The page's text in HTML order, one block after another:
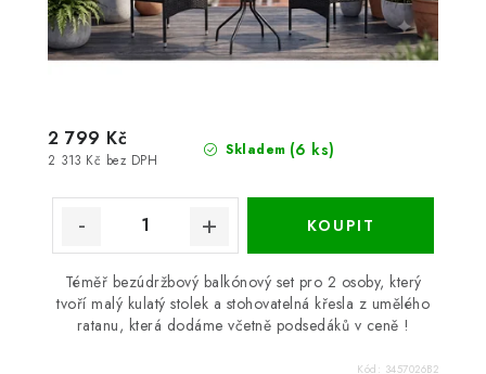
Skladem (6 ks)
2 313 Kč bez DPH
2 799 Kč
Téměř bezúdržbový balkónový set pro 2 osoby, který
tvoří malý kulatý stolek a stohovatelná křesla z umělého
ratanu, která dodáme včetně podsedáků v ceně !
Kód: 3457026B2